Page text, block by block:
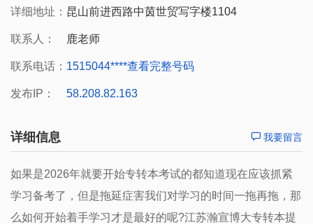
详细地址： 昆山前进西路中茵世贸写字楼1104
联系人： 鹿老师
联系电话： 1515044****查看完整号码
发布IP： 58.208.82.163
详细信息 我要留言
如果是2026年就要开始专转本考试的都知道现在应该抓紧
学习备考了，但是拖延症害我们对学习的时间一拖再拖，那
么如何开始着手学习才是最好的呢?江苏瀚宣博大专转本提